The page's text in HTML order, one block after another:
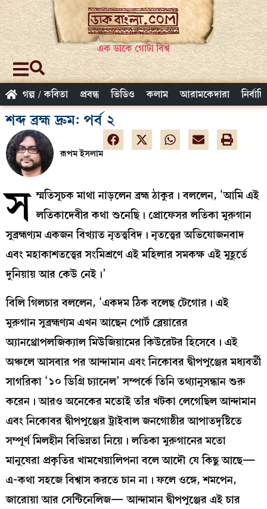
এক ডাকে গোটা বিশ্ব
গল্প / কবিতা প্রবন্ধ ভিডিও কলাম আরামকেদারা
শব্দ ব্রহ্ম দ্রুম: পর্ব ২
রূপম ইসলাম
স ম্মতিসূচক মাথা নাড়লেন ব্রহ্ম ঠাকুর। বললেন, ‘আমি এই
লতিকাদেবীর কথা শুনেছি। প্রোফেসর লতিকা মুরুগান
সুব্রহ্মণ্যম একজন বিখ্যাত নৃতত্ত্ববিদ। নৃতত্ত্বের অভিযোজনবাদ
এবং মহাকাশতত্ত্বের সংমিশ্রণে এই মহিলার সমকক্ষ এই মুহূর্তে
দুনিয়ায় আর কেউ নেই।’
বিলি গিলচার বললেন, ‘একদম ঠিক বলেছ টেগোর। এই
মুরুগান সুব্রহ্মণ্যম এখন আছেন পোর্ট ব্লেয়ারের
অ্যানথ্রোপলজিক্যাল মিউজিয়ামের কিউরেটর হিসেবে। এই
অঞ্চলে আসবার পর আন্দামান এবং নিকোবর দ্বীপপুঞ্জের মধ্যবর্তী
সাগরিকা ‘১০ ডিগ্রি চ্যানেল’ সম্পর্কে তিনি তথ্যানুসন্ধান শুরু
করেন। আরও অনেকের মতোই তাঁর খটকা লেগেছিল আন্দামান
এবং নিকোবর দ্বীপপুঞ্জের ট্রাইবাল জনগোষ্ঠীর আপাতদৃষ্টিতে
সম্পূর্ণ মিলহীন বিভিন্নতা নিয়ে। লতিকা মুরুগানের মতো
মানুষেরা প্রকৃতির খামখেয়ালিপনা বলে আদৌ যে কিছু আছে—
এ-কথা সহজে বিশ্বাস করতে চান না। ফলে ওঙ্গে, শমপেন,
জারোয়া আর সেন্টিনেলিজ— আন্দামান দ্বীপপুঞ্জের এই চার